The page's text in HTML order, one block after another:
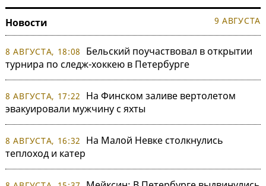
Новости 9 АВГУСТА
8 АВГУСТА, 18:08
Бельский поучаствовал в открытии
турнира по следж-хоккею в Петербурге
8 АВГУСТА, 17:22
На Финском заливе вертолетом
эвакуировали мужчину с яхты
8 АВГУСТА, 16:32
На Малой Невке столкнулись
теплоход и катер